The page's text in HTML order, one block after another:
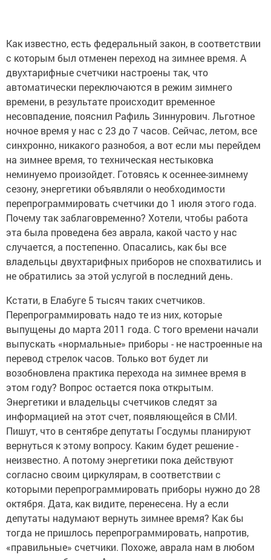
Как известно, есть федеральный закон, в соответствии
с которым был отменен переход на зимнее время. А
двухтарифные счетчики настроены так, что
автоматически переключаются в режим зимнего
времени, в результате происходит временное
несовпадение, пояснил Рафиль Зиннурович. Льготное
ночное время у нас с 23 до 7 часов. Сейчас, летом, все
синхронно, никакого разнобоя, а вот если мы перейдем
на зимнее время, то техническая нестыковка
неминуемо произойдет. Готовясь к осеннее-зимнему
сезону, энергетики объявляли о необходимости
перепрограммировать счетчики до 1 июля этого года.
Почему так заблаговременно? Хотели, чтобы работа
эта была проведена без аврала, какой часто у нас
случается, а постепенно. Опасались, как бы все
владельцы двухтарифных приборов не спохватились и
не обратились за этой услугой в последний день.
Кстати, в Елабуге 5 тысяч таких счетчиков.
Перепрограммировать надо те из них, которые
выпущены до марта 2011 года. С того времени начали
выпускать «нормальные» приборы - не настроенные на
перевод стрелок часов. Только вот будет ли
возобновлена практика перехода на зимнее время в
этом году? Вопрос остается пока открытым.
Энергетики и владельцы счетчиков следят за
информацией на этот счет, появляющейся в СМИ.
Пишут, что в сентябре депутаты Госдумы планируют
вернуться к этому вопросу. Каким будет решение -
неизвестно. А потому энергетики пока действуют
согласно своим циркулярам, в соответствии с
которыми перепрограммировать приборы нужно до 28
октября. Дата, как видите, перенесена. Ну а если
депутаты надумают вернуть зимнее время? Как бы
тогда не пришлось перепрограммировать, напротив,
«правильные» счетчики. Похоже, аврала нам в любом